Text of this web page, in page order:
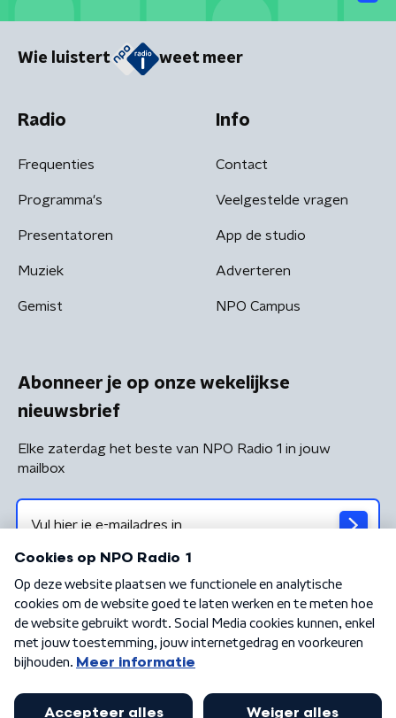
Wie luistert weet meer
Radio
Frequenties
Programma's
Presentatoren
Muziek
Gemist
Info
Contact
Veelgestelde vragen
App de studio
Adverteren
NPO Campus
Abonneer je op onze wekelijkse
nieuwsbrief
Elke zaterdag het beste van NPO Radio 1 in jouw
mailbox
Algemene voorwaarden